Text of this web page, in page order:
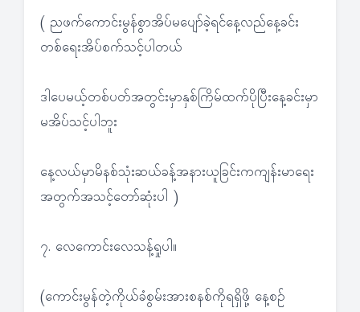
( ညဖက်ကောင်းမွန်စွာအိပ်မပျော်ခဲ့ရင်နေ့လည်နေ့ခင်း
တစ်ရေးအိပ်စက်သင့်ပါတယ်
ဒါပေမယ့်တစ်ပတ်အတွင်းမှာနှစ်ကြိမ်ထက်ပိုပြီးနေ့ခင်းမှာ
မအိပ်သင့်ပါဘူး
နေ့လယ်မှာမိနစ်သုံးဆယ်ခန့်အနားယူခြင်းကကျန်းမာရေး
အတွက်အသင့်တော်ဆုံးပါ )
၇. လေကောင်းလေသန့်ရှုပါ။
(ကောင်းမွန်တဲ့ကိုယ်ခံစွမ်းအားစနစ်ကိုရရှိဖို့ နေ့စဉ်